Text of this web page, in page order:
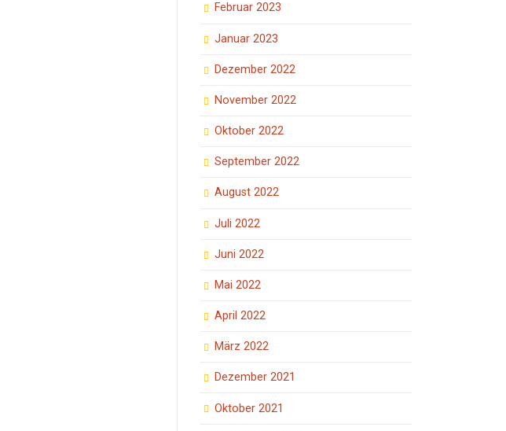
Februar 2023
Januar 2023
Dezember 2022
November 2022
Oktober 2022
September 2022
August 2022
Juli 2022
Juni 2022
Mai 2022
April 2022
März 2022
Dezember 2021
Oktober 2021